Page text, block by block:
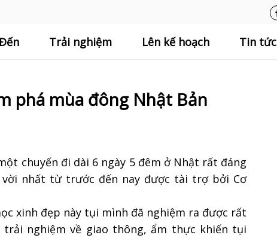
Trải nghiệm Lên kế hoạch Tin tức
phá mùa đông Nhật Bản
chuyến đi dài 6 ngày 5 đêm ở Nhật rất đáng
nhất từ trước đến nay được tài trợ bởi Cơ
xinh đẹp này tụi mình đã nghiệm ra được rất
trải nghiệm về giao thông, ẩm thực khiến tụi